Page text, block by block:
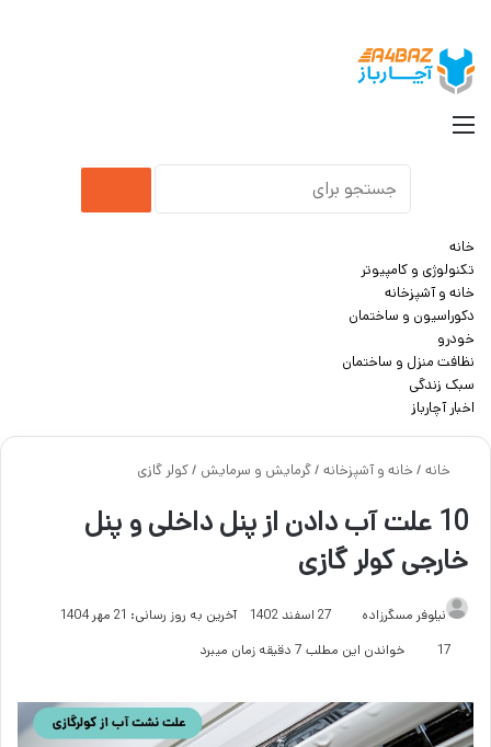
منو
جستجو
خانه
تکنولوژی و کامپیوتر
خانه و آشپزخانه
دکوراسیون و ساختمان
خودرو
نظافت منزل و ساختمان
سبک زندگی
اخبار آچارباز
خانه / خانه و آشپزخانه /گرمایش و سرمایش /کولر گازی
10 علت آب دادن از پنل داخلی و پنل
خارجی کولر گازی
نیلوفر مسگرزاده 27 اسفند 1402
آخرین به روز رسانی: 21 مهر 1404
17
خواندن این مطلب 7 دقیقه زمان میبرد